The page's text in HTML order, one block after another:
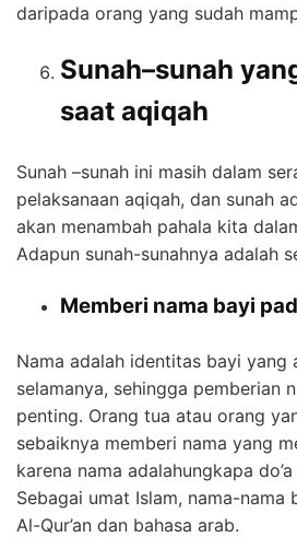
daripada orang yang sudah
Sunah–sunah
saat aqiqah
Sunah –sunah ini masih dalam
pelaksanaan aqiqah, dan sunah
akan menambah pahala kita
Adapun sunah-sunahnya adalah
Memberi nama bayi
Nama adalah identitas bayi yang
selamanya, sehingga pemberian
penting. Orang tua atau orang
sebaiknya memberi nama yang
karena nama adalahungkapa
Sebagai umat Islam, nama-
Al-Qur’an dan bahasa arab.